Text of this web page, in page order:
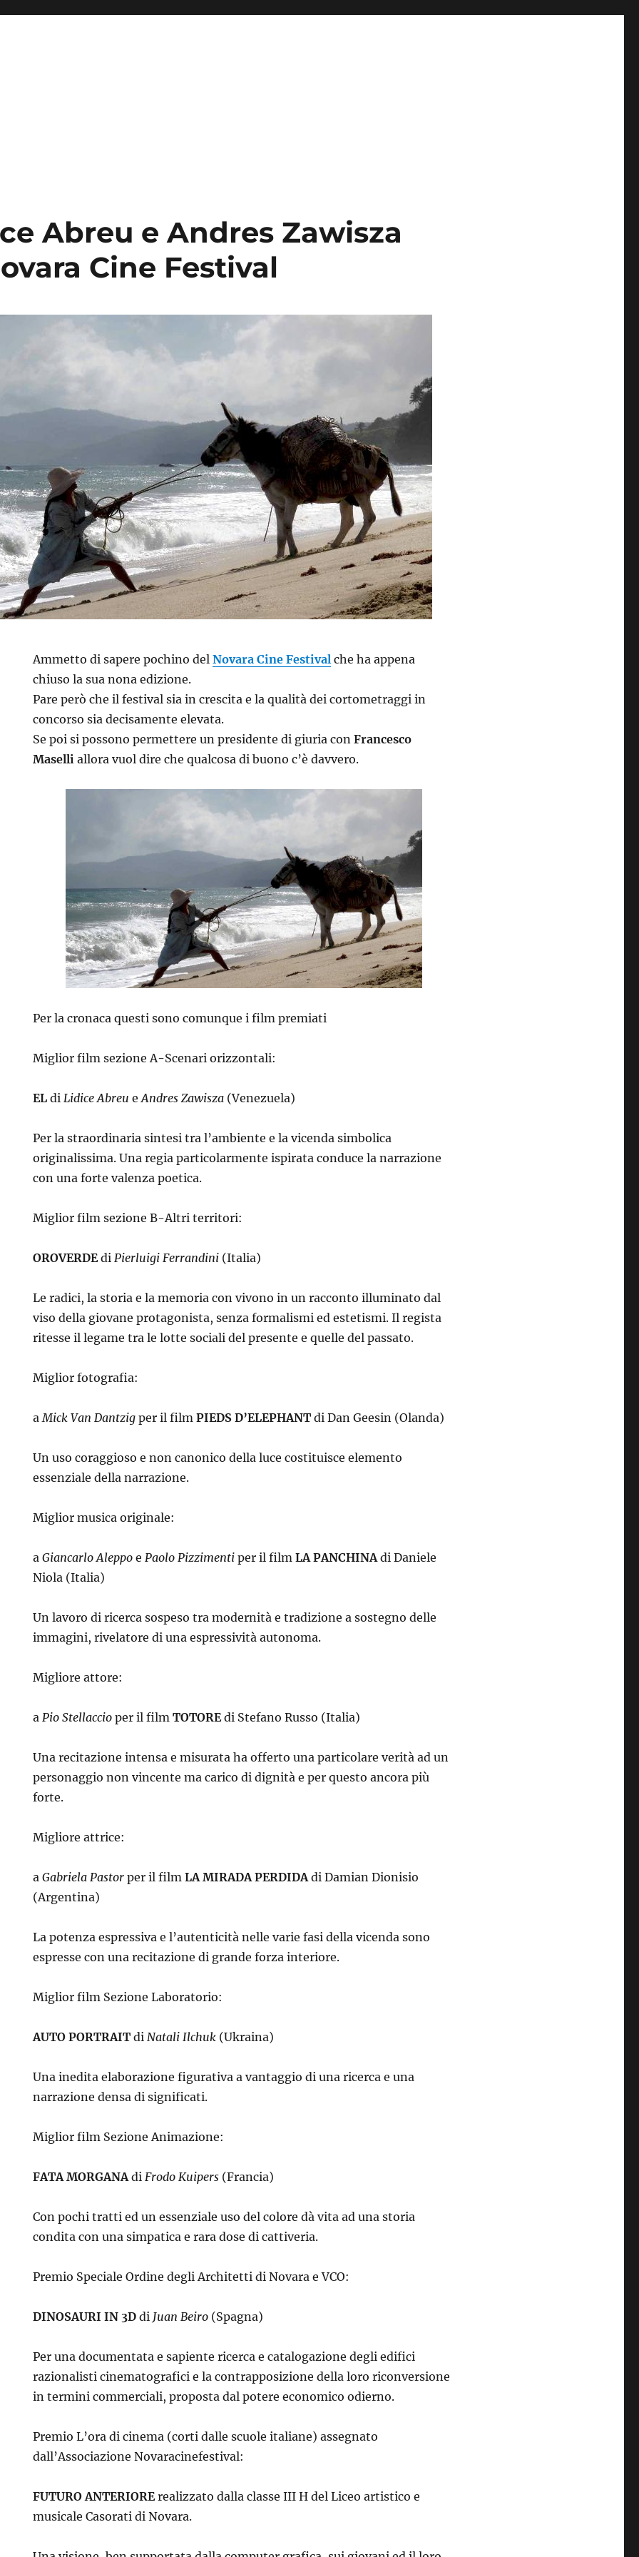
Abreu e Andres Zawisza
Cine Festival
Ammetto di sapere pochino delNovara Cine Festival che ha appena
chiuso la sua nona edizione.
Pare però che il festival sia in crescita e la qualità dei cortometraggi in
concorso sia decisamente elevata.
Se poi si possono permettere un presidente di giuria conFrancesco
Maselli allora vuol dire che qualcosa di buono c’è davvero.
Per la cronaca questi sono comunque i film premiati
Miglior film sezione A-Scenari orizzontali:
EL diLidice Abreu eAndres Zawisza (Venezuela)
Per la straordinaria sintesi tra l’ambiente e la vicenda simbolica
originalissima. Una regia particolarmente ispirata conduce la narrazione
con una forte valenza poetica.
Miglior film sezione B-Altri territori:
OROVERDEdiPierluigi Ferrandini (Italia)
Le radici, la storia e la memoria con vivono in un racconto illuminato dal
viso della giovane protagonista, senza formalismi ed estetismi. Il regista
ritesse il legame tra le lotte sociali del presente e quelle del passato.
Miglior fotografia:
aMick Van Dantzig per il filmPIEDS D’ELEPHANT di Dan Geesin (Olanda)
Un uso coraggioso e non canonico della luce costituisce elemento
essenziale della narrazione.
Miglior musica originale:
aGiancarlo Aleppo ePaolo Pizzimenti per il filmLA PANCHINAdi Daniele
Niola (Italia)
Un lavoro di ricerca sospeso tra modernità e tradizione a sostegno delle
immagini, rivelatore di una espressività autonoma.
Migliore attore:
aPio Stellaccio per il filmTOTOREdi Stefano Russo (Italia)
Una recitazione intensa e misurata ha offerto una particolare verità ad un
personaggio non vincente ma carico di dignità e per questo ancora più
forte.
Migliore attrice:
aGabriela Pastor per il filmLA MIRADA PERDIDAdi Damian Dionisio
(Argentina)
La potenza espressiva e l’autenticità nelle varie fasi della vicenda sono
espresse con una recitazione di grande forza interiore.
Miglior film Sezione Laboratorio:
AUTO PORTRAIT diNatali Ilchuk (Ukraina)
Una inedita elaborazione figurativa a vantaggio di una ricerca e una
narrazione densa di significati.
Miglior film Sezione Animazione:
FATA MORGANAdiFrodo Kuipers (Francia)
Con pochi tratti ed un essenziale uso del colore dà vita ad una storia
condita con una simpatica e rara dose di cattiveria.
Premio Speciale Ordine degli Architetti di Novara e VCO:
DINOSAURI IN 3D di Juan Beiro (Spagna)
Per una documentata e sapiente ricerca e catalogazione degli edifici
razionalisti cinematografici e la contrapposizione della loro riconversione
in termini commerciali, proposta dal potere economico odierno.
Premio L’ora di cinema (corti dalle scuole italiane) assegnato
dall’Associazione Novaracinefestival:
FUTURO ANTERIORErealizzato dalla classe III H del Liceo artistico e
musicale Casorati di Novara.